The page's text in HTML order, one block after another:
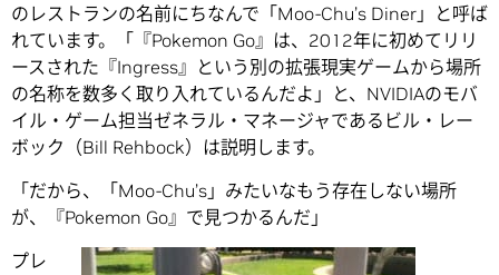
のレストランの名前にちなんで「Moo-Chu’s Diner」と呼ば
れています。「『Pokemon Go』は、2012年に初めてリリ
ースされた『Ingress』という別の拡張現実ゲームから場所
の名称を数多く取り入れているんだよ」と、NVIDIAのモバ
イル・ゲーム担当ゼネラル・マネージャであるビル・レー
ボック（Bill Rehbock）は説明します。
「だから、「Moo-Chu’s」みたいなもう存在しない場所
が、『Pokemon Go』で見つかるんだ」
プレ